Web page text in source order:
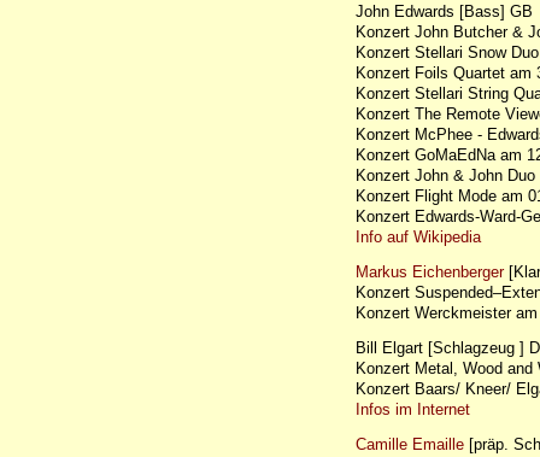
John Edwards [Bass] GB
Konzert John Butcher &
Konzert Stellari Snow
Konzert Foils Quartet am
Konzert Stellari String
Konzert The Remote
Konzert McPhee -
Konzert GoMaEdNa am
Konzert John & John
Konzert Flight Mode am
Konzert Edwards-Ward-
Info auf Wikipedia
Markus Eichenberger
Konzert
Konzert Werckmeister
Bill Elgart [Schlagzeug ] D
Konzert Metal, Wood
Konzert Baars/ Kneer/
Infos im Internet
Camille Emaille [präp.